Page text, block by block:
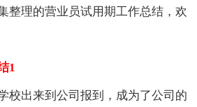
整理的营业员试用期工作总结，欢
1
校出来到公司报到，成为了公司的